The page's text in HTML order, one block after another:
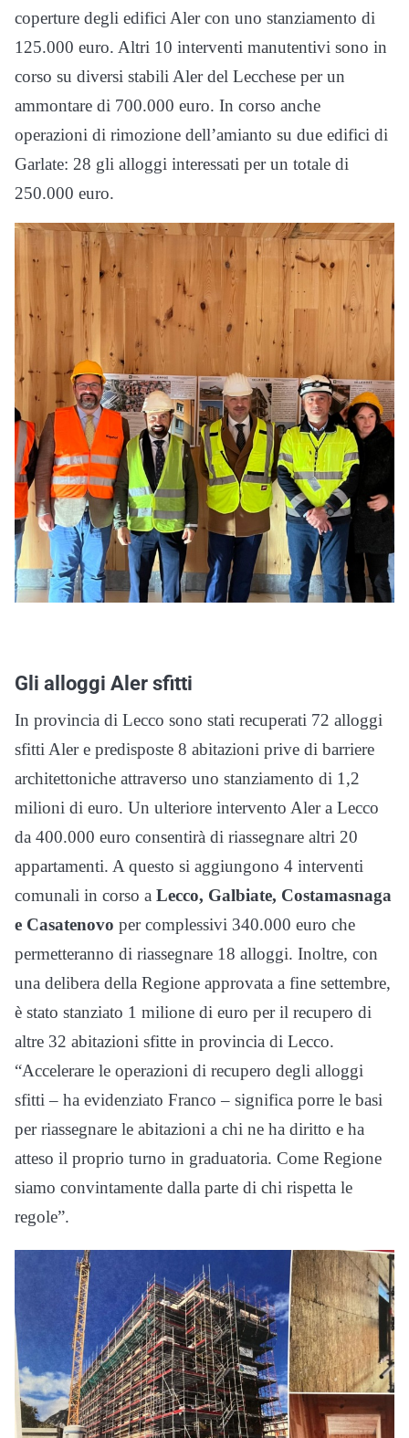
coperture degli edifici Aler con uno stanziamento di
125.000 euro. Altri 10 interventi manutentivi sono in
corso su diversi stabili Aler del Lecchese per un
ammontare di 700.000 euro. In corso anche
operazioni di rimozione dell’amianto su due edifici di
Garlate: 28 gli alloggi interessati per un totale di
250.000 euro.
Gli alloggi Aler sfitti
In provincia di Lecco sono stati recuperati 72 alloggi
sfitti Aler e predisposte 8 abitazioni prive di barriere
architettoniche attraverso uno stanziamento di 1,2
milioni di euro. Un ulteriore intervento Aler a Lecco
da 400.000 euro consentirà di riassegnare altri 20
appartamenti. A questo si aggiungono 4 interventi
comunali in corso a Lecco, Galbiate, Costamasnaga
e Casatenovo per complessivi 340.000 euro che
permetteranno di riassegnare 18 alloggi. Inoltre, con
una delibera della Regione approvata a fine settembre,
è stato stanziato 1 milione di euro per il recupero di
altre 32 abitazioni sfitte in provincia di Lecco.
“Accelerare le operazioni di recupero degli alloggi
sfitti – ha evidenziato Franco – significa porre le basi
per riassegnare le abitazioni a chi ne ha diritto e ha
atteso il proprio turno in graduatoria. Come Regione
siamo convintamente dalla parte di chi rispetta le
regole”.